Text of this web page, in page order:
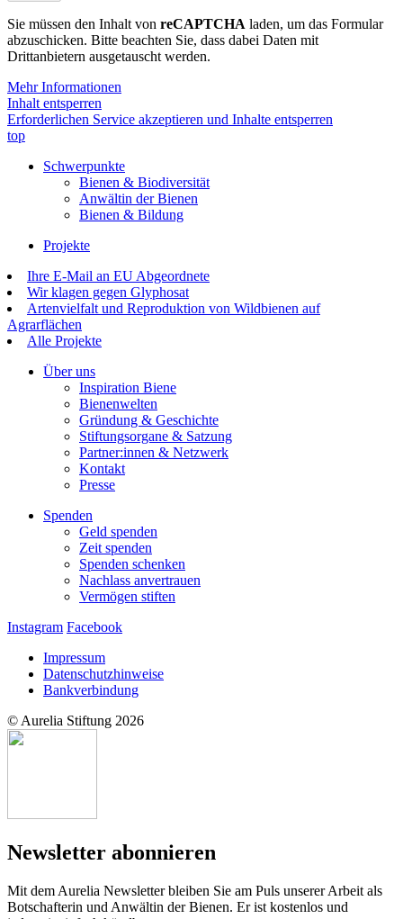
Sie müssen den Inhalt von reCAPTCHA laden, um das Formular
abzuschicken. Bitte beachten Sie, dass dabei Daten mit
Drittanbietern ausgetauscht werden.
Mehr Informationen
Inhalt entsperren
Erforderlichen Service akzeptieren und Inhalte entsperren
top
Schwerpunkte
Bienen & Biodiversität
Anwältin der Bienen
Bienen & Bildung
Projekte
Ihre E-Mail an EU Abgeordnete
Wir klagen gegen Glyphosat
Artenvielfalt und Reproduktion von Wildbienen auf
Agrarflächen
Alle Projekte
Über uns
Inspiration Biene
Bienenwelten
Gründung & Geschichte
Stiftungsorgane & Satzung
Partner:innen & Netzwerk
Kontakt
Presse
Spenden
Geld spenden
Zeit spenden
Spenden schenken
Nachlass anvertrauen
Vermögen stiften
Instagram Facebook
Impressum
Datenschutzhinweise
Bankverbindung
© Aurelia Stiftung 2026
Newsletter abonnieren
Mit dem Aurelia Newsletter bleiben Sie am Puls unserer Arbeit als
Botschafterin und Anwältin der Bienen. Er ist kostenlos und